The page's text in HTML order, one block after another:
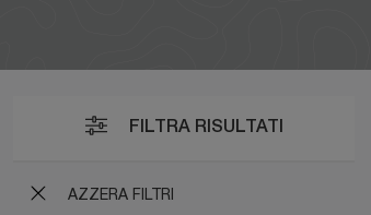
FILTRA RISULTATI
AZZERA FILTRI